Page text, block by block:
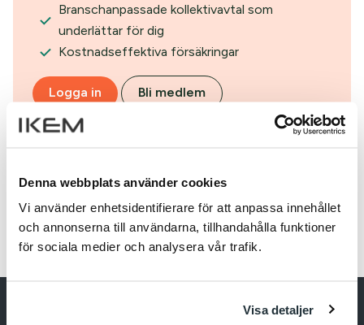
Denna webbplats använder cookies
Vi använder enhetsidentifierare för att anpassa innehållet
och annonserna till användarna, tillhandahålla funktioner
för sociala medier och analysera vår trafik.
Visa detaljer
Branschanpassade kollektivavtal som
underlättar för dig
Kostnadseffektiva försäkringar
Logga in Bli medlem